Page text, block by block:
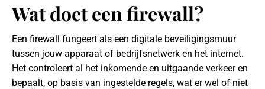
Wat doet een firewall?
Een firewall fungeert als een digitale beveiligingsmuur
tussen jouw apparaat of bedrijfsnetwerk en het internet.
Het controleert al het inkomende en uitgaande verkeer en
bepaalt, op basis van ingestelde regels, wat er wel of niet